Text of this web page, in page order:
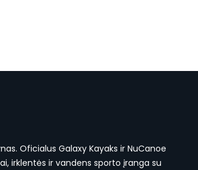
Oficialus Galaxy Kayaks ir NuCanoe
irklentės ir vandens sporto įranga su